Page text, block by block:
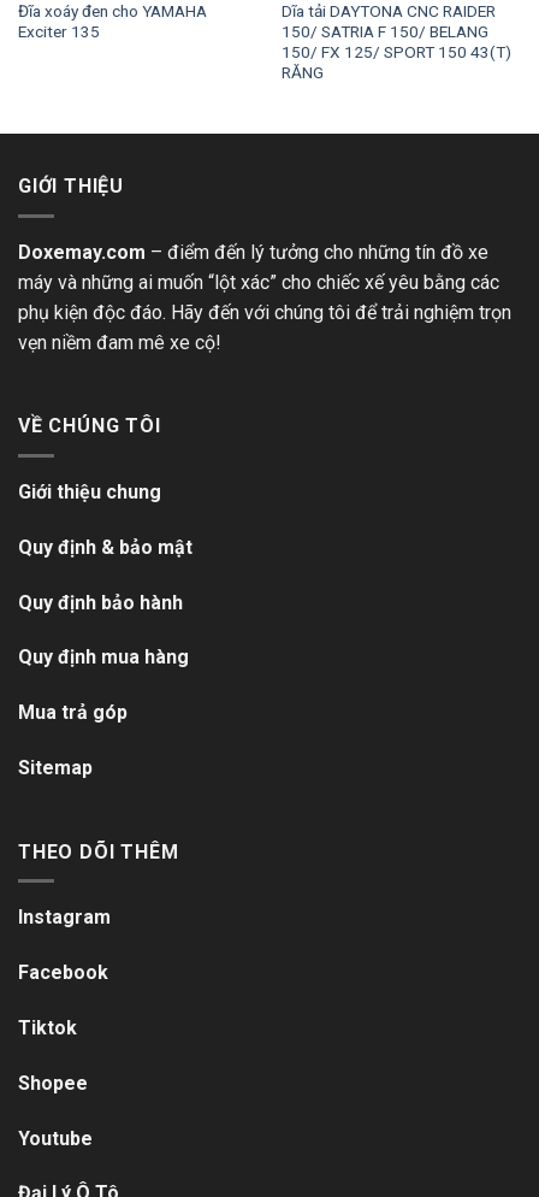
Đĩa xoáy đen cho YAMAHA
Exciter 135
Dĩa tải DAYTONA CNC RAIDER
150/ SATRIA F 150/ BELANG
150/ FX 125/ SPORT 150 43(T)
RĂNG
GIỚI THIỆU
Doxemay.com – điểm đến lý tưởng cho những tín đồ xe
máy và những ai muốn “lột xác” cho chiếc xế yêu bằng các
phụ kiện độc đáo. Hãy đến với chúng tôi để trải nghiệm trọn
vẹn niềm đam mê xe cộ!
VỀ CHÚNG TÔI
Giới thiệu chung
Quy định & bảo mật
Quy định bảo hành
Quy định mua hàng
Mua trả góp
Sitemap
THEO DÕI THÊM
Instagram
Facebook
Tiktok
Shopee
Youtube